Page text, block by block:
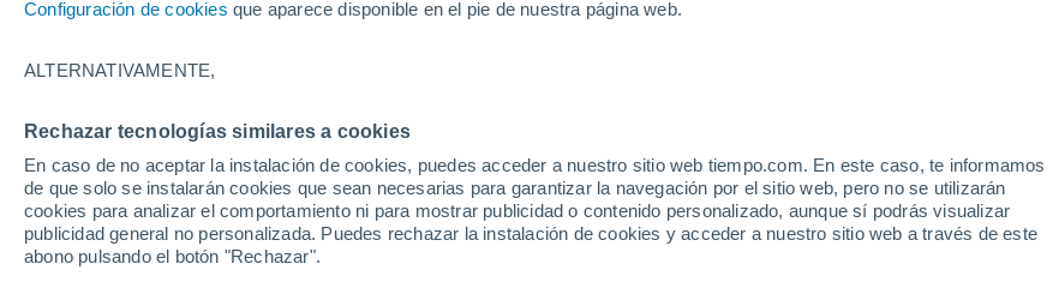
Configuración de cookies que aparece disponible en el pie de nuestra página web.
ALTERNATIVAMENTE,
Rechazar tecnologías similares a cookies
En caso de no aceptar la instalación de cookies, puedes acceder a nuestro sitio web tiempo.com. En este caso, te informamos
de que solo se instalarán cookies que sean necesarias para garantizar la navegación por el sitio web, pero no se utilizarán
cookies para analizar el comportamiento ni para mostrar publicidad o contenido personalizado, aunque sí podrás visualizar
publicidad general no personalizada. Puedes rechazar la instalación de cookies y acceder a nuestro sitio web a través de este
abono pulsando el botón "Rechazar".
05/12/2026
Parte de nieve hoy
Pistas por dificultad 0 2 7 1